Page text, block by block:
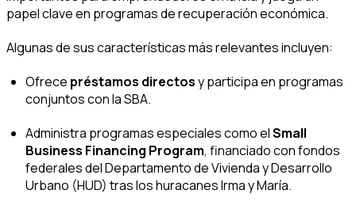
papel clave en programas de recuperación económica.
Algunas de sus características más relevantes incluyen:
Ofrece préstamos directosy participa en programas
conjuntos con la SBA.
Administra programas especiales como elSmall
Business Financing Program, financiado con fondos
federales del Departamento de Vivienda y Desarrollo
Urbano (HUD) tras los huracanes Irma y María.